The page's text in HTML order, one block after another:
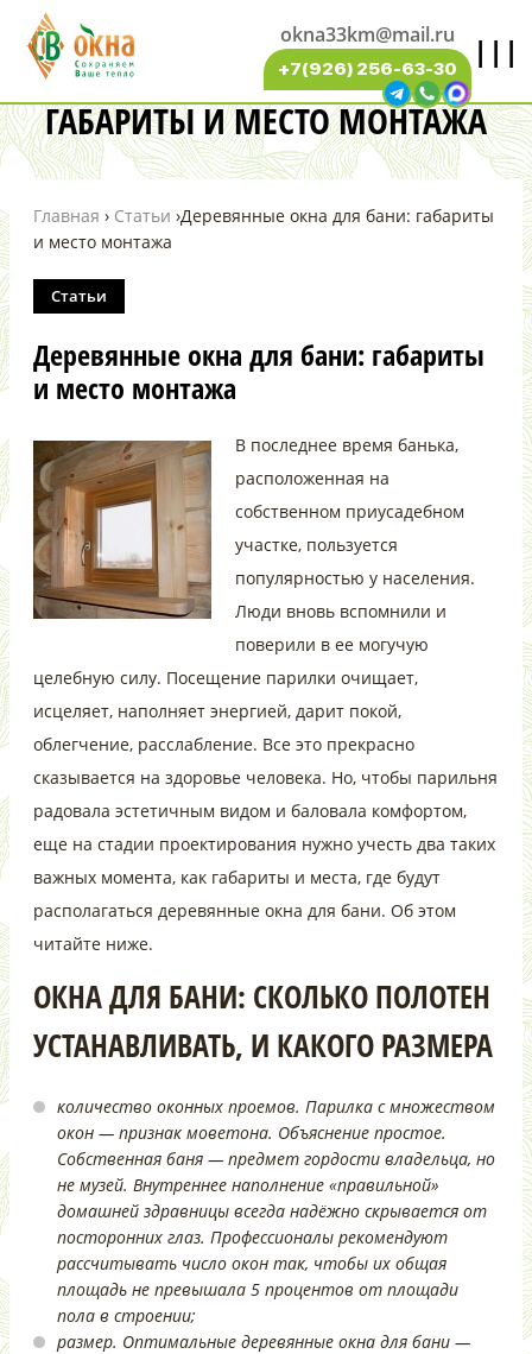
|||
okna33km@mail.ru
+7(926) 256-63-30
ДЕРЕВЯННЫЕ ОКНА ДЛЯ БАНИ:
ГАБАРИТЫ И МЕСТО МОНТАЖА
Главная › Статьи ›Деревянные окна для бани: габариты
и место монтажа
Статьи
Деревянные окна для бани: габариты
и место монтажа
В последнее время банька,
расположенная на
собственном приусадебном
участке, пользуется
популярностью у населения.
Люди вновь вспомнили и
поверили в ее могучую
целебную силу. Посещение парилки очищает,
исцеляет, наполняет энергией, дарит покой,
облегчение, расслабление. Все это прекрасно
сказывается на здоровье человека. Но, чтобы парильня
радовала эстетичным видом и баловала комфортом,
еще на стадии проектирования нужно учесть два таких
важных момента, как габариты и места, где будут
располагаться деревянные окна для бани. Об этом
читайте ниже.
ОКНА ДЛЯ БАНИ: СКОЛЬКО ПОЛОТЕН
УСТАНАВЛИВАТЬ, И КАКОГО РАЗМЕРА
количество оконных проемов. Парилка с множеством
окон — признак моветона. Объяснение простое.
Собственная баня — предмет гордости владельца, но
не музей. Внутреннее наполнение «правильной»
домашней здравницы всегда надёжно скрывается от
посторонних глаз. Профессионалы рекомендуют
рассчитывать число окон так, чтобы их общая
площадь не превышала 5 процентов от площади
пола в строении;
размер. Оптимальные деревянные окна для бани —